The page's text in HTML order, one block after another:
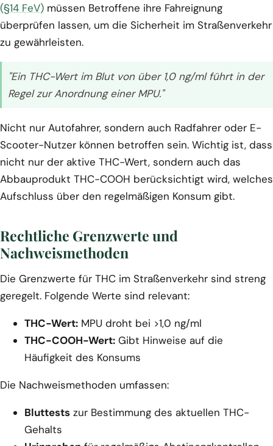
(§14 FeV) müssen Betroffene ihre Fahreignung
überprüfen lassen, um die Sicherheit im Straßenverkehr
zu gewährleisten.
"Ein THC-Wert im Blut von über 1,0 ng/ml führt in der
Regel zur Anordnung einer MPU."
Nicht nur Autofahrer, sondern auch Radfahrer oder E-
Scooter-Nutzer können betroffen sein. Wichtig ist, dass
nicht nur der aktive THC-Wert, sondern auch das
Abbauprodukt THC-COOH berücksichtigt wird, welches
Aufschluss über den regelmäßigen Konsum gibt.
Rechtliche Grenzwerte und
Nachweismethoden
Die Grenzwerte für THC im Straßenverkehr sind streng
geregelt. Folgende Werte sind relevant:
THC-Wert: MPU droht bei >1,0 ng/ml
THC-COOH-Wert: Gibt Hinweise auf die
Häufigkeit des Konsums
Die Nachweismethoden umfassen:
Bluttests zur Bestimmung des aktuellen THC-
Gehalts